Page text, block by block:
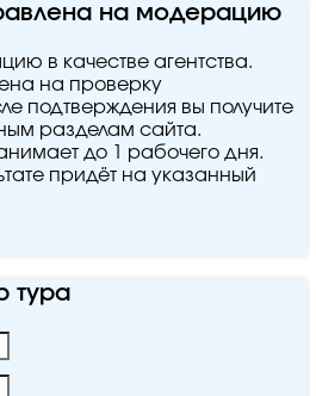
на модерацию
в качестве агентства.
на проверку
подтверждения вы получите
разделам сайта.
до 1 рабочего дня.
придёт на указанный
тура